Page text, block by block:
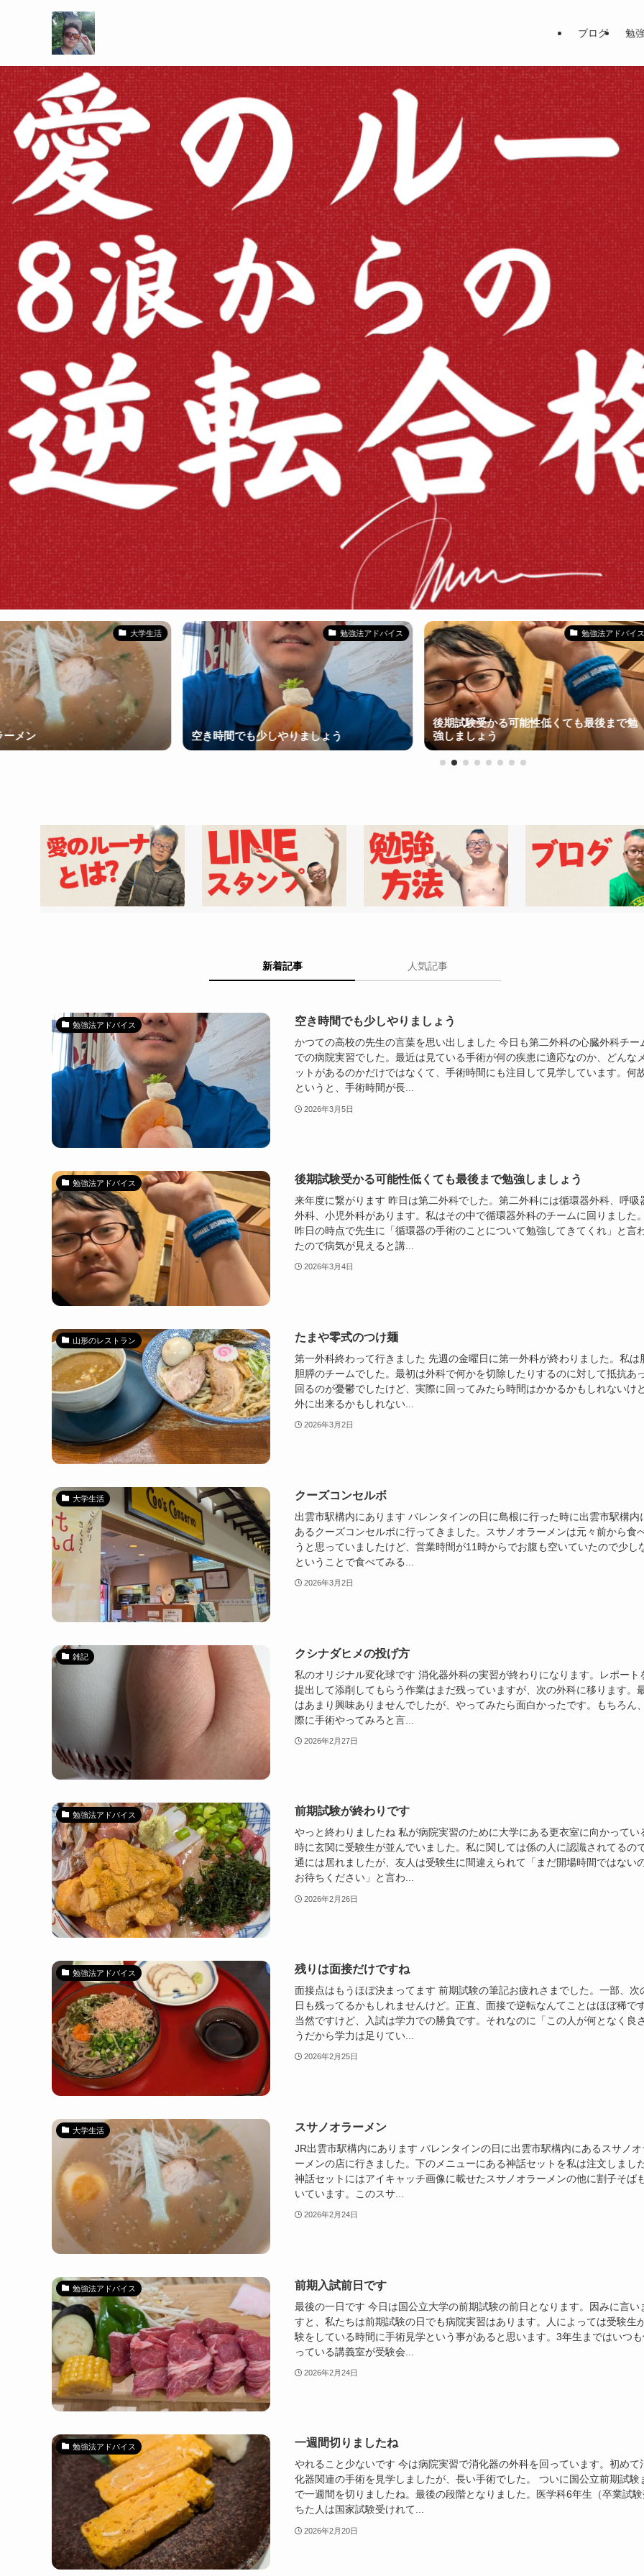
ブログ 勉
大学生活 勉強法アドバイス
空き時間でも少しやりましょう
勉強法アドバイス
後期試験受かる可能性低くても最後まで勉
強しましょう
た
新着記事 人気記事
勉強法アドバイス 空き時間でも少しやりましょう
かつての高校の先生の言葉を思い出しました 今日も第二外科の心臓外科チー
での病院実習でした。最近は見ている手術が何の疾患に適応なのか、どんな
ットがあるのかだけではなくて、手術時間にも注目して見学しています。何
というと、手術時間が長...
2026年3月5日
勉強法アドバイス 後期試験受かる可能性低くても最後まで勉強しましょう
来年度に繋がります 昨日は第二外科でした。第二外科には循環器外科、呼吸
外科、小児外科があります。私はその中で循環器外科のチームに回りました
昨日の時点で先生に「循環器の手術のことについて勉強してきてくれ」と言
たので病気が見えると講...
2026年3月4日
山形のレストラン たまや零式のつけ麺
第一外科終わって行きました 先週の金曜日に第一外科が終わりました。私は
胆膵のチームでした。最初は外科で何かを切除したりするのに対して抵抗あ
回るのが憂鬱でしたけど、実際に回ってみたら時間はかかるかもしれないけ
外に出来るかもしれない...
2026年3月2日
大学生活 クーズコンセルボ
出雲市駅構内にあります バレンタインの日に島根に行った時に出雲市駅構内
あるクーズコンセルボに行ってきました。スサノオラーメンは元々前から食
うと思っていましたけど、営業時間が11時からでお腹も空いていたので少し
ということで食べてみる...
2026年3月2日
雑記 クシナダヒメの投げ方
私のオリジナル変化球です 消化器外科の実習が終わりになります。レポート
提出して添削してもらう作業はまだ残っていますが、次の外科に移ります。
はあまり興味ありませんでしたが、やってみたら面白かったです。もちろん
際に手術やってみろと言...
2026年2月27日
勉強法アドバイス 前期試験が終わりです
やっと終わりましたね 私が病院実習のために大学にある更衣室に向かってい
時に玄関に受験生が並んでいました。私に関しては係の人に認識されてるの
通には居れましたが、友人は受験生に間違えられて「まだ開場時間ではない
お待ちください」と言わ...
2026年2月26日
勉強法アドバイス 残りは面接だけですね
面接点はもうほぼ決まってます 前期試験の筆記お疲れさまでした。一部、次
日も残ってるかもしれませんけど。正直、面接で逆転なんてことはほぼ稀です
当然ですけど、入試は学力での勝負です。それなのに「この人が何となく良
うだから学力は足りてい...
2026年2月25日
大学生活 スサノオラーメン
JR出雲市駅構内にあります バレンタインの日に出雲市駅構内にあるスサノオ
ーメンの店に行きました。下のメニューにある神話セットを私は注文しました
神話セットにはアイキャッチ画像に載せたスサノオラーメンの他に割子そば
いています。このスサ...
2026年2月24日
勉強法アドバイス 前期入試前日です
最後の一日です 今日は国公立大学の前期試験の前日となります。因みに言い
すと、私たちは前期試験の日でも病院実習はあります。人によっては受験生
験をしている時間に手術見学という事があると思います。3年生まではいつも
っている講義室が受験会...
2026年2月24日
勉強法アドバイス 一週間切りましたね
やれること少ないです 今は病院実習で消化器の外科を回っています。初めて
化器関連の手術を見学しましたが、長い手術でした。 ついに国公立前期試験
で一週間を切りましたね。最後の段階となりました。医学科6年生（卒業試験
ちた人は国家試験受けれて...
2026年2月20日